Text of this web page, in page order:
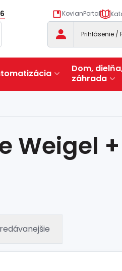
KovianPortal
Prihlásenie /
Dom,
záhrada
Weigel +